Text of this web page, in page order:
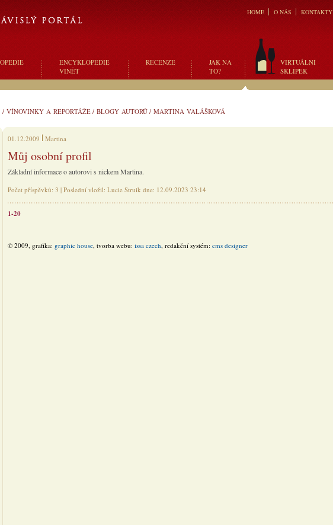
HOME O NÁS KONTAKTY
ENCYKLOPEDIE
VINĚT
RECENZE
JAK NA
TO?
VIRTUÁLNÍ
SKLÍPEK
/ VÍNOVINKY A REPORTÁŽE / BLOGY AUTORŮ / MARTINA VALÁŠKOVÁ
01.12.2009 Martina
Můj osobní profil
Základní informace o autorovi s nickem Martina.
Počet příspěvků: 3 | Poslední vložil: Lucie Struik dne: 12.09.2023 23:14
1-20
© 2009, grafika: graphic house, tvorba webu: issa czech, redakční systém: cms designer